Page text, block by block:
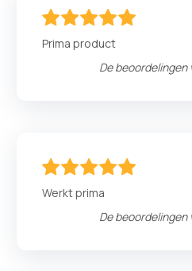
Prima product
De beoordelingen
Werkt prima
De beoordelingen